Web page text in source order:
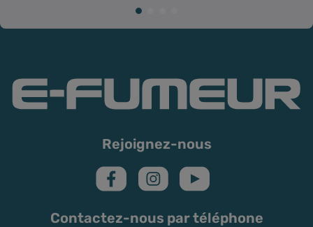
appeler immédiatement un centre antipoison ou un
médecin.
Rejoignez-nous
Contactez-nous par téléphone